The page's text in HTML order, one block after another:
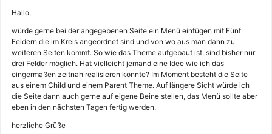
Hallo,
würde gerne bei der angegebenen Seite ein Menü einfügen mit Fünf
Feldern die im Kreis angeordnet sind und von wo aus man dann zu
weiteren Seiten kommt. So wie das Theme aufgebaut ist, sind bisher nur
drei Felder möglich. Hat vielleicht jemand eine Idee wie ich das
eingermaßen zeitnah realisieren könnte? Im Moment besteht die Seite
aus einem Child und einem Parent Theme. Auf längere Sicht würde ich
die Seite dann auch gerne auf eigene Beine stellen, das Menü sollte aber
eben in den nächsten Tagen fertig werden.
herzliche Grüße